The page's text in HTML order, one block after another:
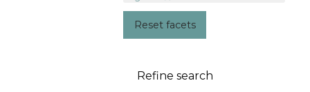
Reset facets
Refine search